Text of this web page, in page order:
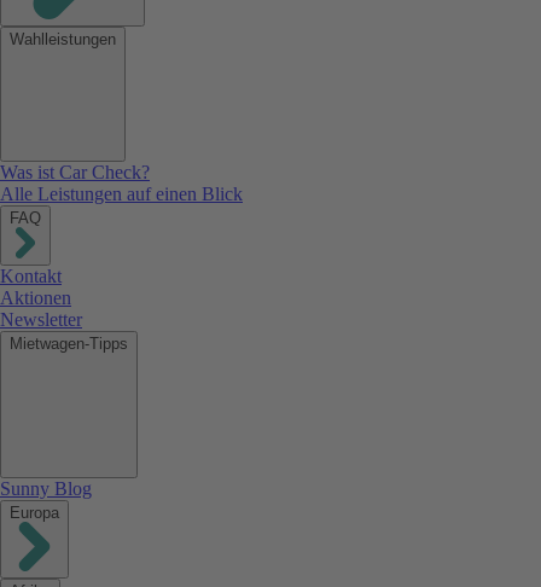
Wahlleistungen
Was ist Car Check?
Alle Leistungen auf einen Blick
FAQ
Kontakt
Aktionen
Newsletter
Mietwagen-Tipps
Sunny Blog
Europa